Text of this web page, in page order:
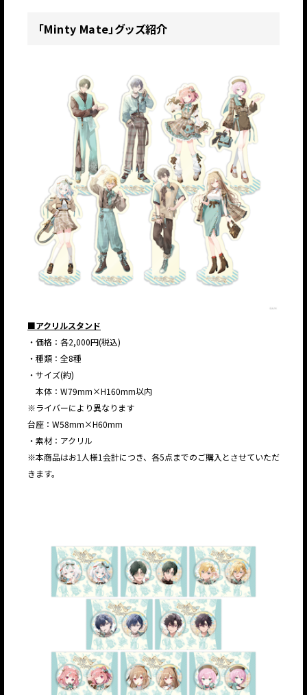
「Minty Mate」グッズ紹介
■アクリルスタンド
・価格：各2,000円(税込)
・種類：全8種
・サイズ(約)
本体：W79mm×H160mm以内
※ライバーにより異なります
台座：W58mm×H60mm
・素材：アクリル
※本商品はお1人様1会計につき、各5点までのご購入とさせていただ
きます。